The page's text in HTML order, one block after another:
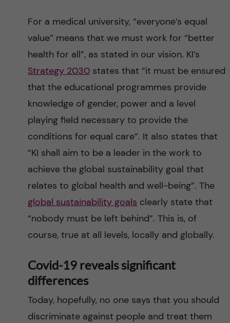
For a medical university, “everyone’s equal
value” means that we must work for “better
health for all”, as stated in our vision. KI’s
Strategy 2030states that “it must be ensured
that the educational programmes provide
knowledge of gender, power and a level
playing field necessary to provide the
conditions for equal care”. It also states that
“KI shall aim to be a leader in the work to
achieve the global sustainability goal that
relates to global health and well-being”. The
global sustainability goals clearly state that
“nobody must be left behind”. This is, of
course, true at all levels, locally and globally.
Covid-19 reveals significant
differences
Today, hopefully, no one says that you should
discriminate against people and treat them